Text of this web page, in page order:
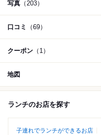
写真 （203）
口コミ （69）
クーポン （1）
地図
ランチのお店を探す
子連れでランチができるお店